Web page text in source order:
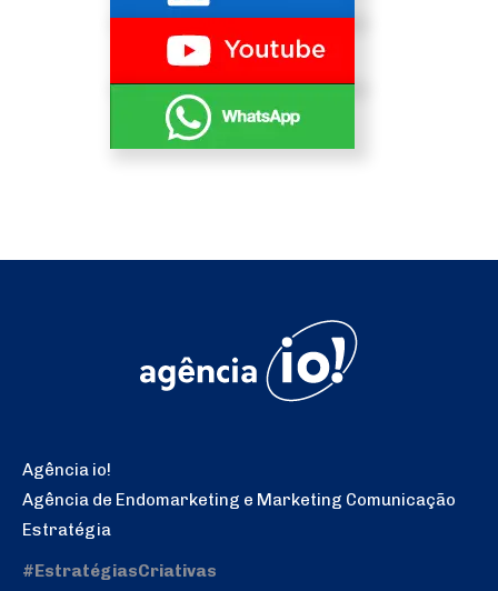
Agência io!
Agência de Endomarketing e Marketing Comunicação
Estratégia
#EstratégiasCriativas